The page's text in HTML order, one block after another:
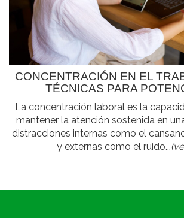
CONCENTRACIÓN EN EL
TÉCNICAS PARA
La concentración laboral es la
mantener la atención sostenida en
distracciones internas como el
y externas como el ruido...